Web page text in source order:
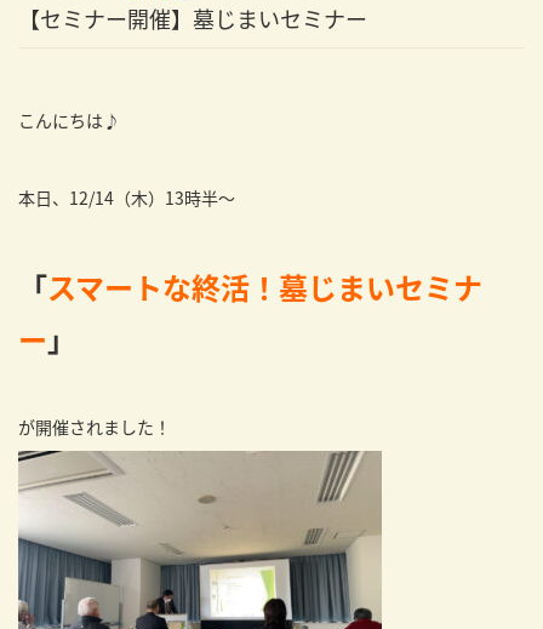
【セミナー開催】墓じまいセミナー
こんにちは♪
本日、12/14（木）13時半～
「スマートな終活！墓じまいセミナ
ー 」
が開催されました！